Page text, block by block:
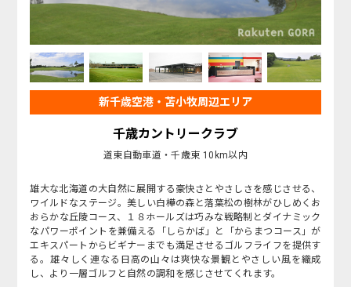
新千歳空港・苫小牧周辺エリア
千歳カントリークラブ
道東自動車道・千歳東 10km以内
雄大な北海道の大自然に展開する豪快さとやさしさを感じさせる、
ワイルドなステージ。美しい白樺の森と落葉松の樹林がひしめくお
おらかな丘陵コース、１８ホールズは巧みな戦略制とダイナミック
なパワーポイントを兼備える「しらかば」と「からまつコース」が
エキスパートからビギナーまでも満足させるゴルフライフを提供す
る。雄々しく連なる日高の山々は爽快な景観とやさしい風を織成
し、より一層ゴルフと自然の調和を感じさせてくれます。